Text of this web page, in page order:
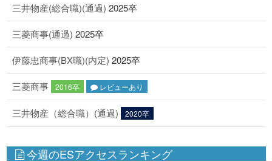
三井物産(総合職)(通過) 2025卒
三菱商事(通過) 2025卒
伊藤忠商事(BX職)(内定) 2025卒
三菱商事 2016卒 レビューあり
三井物産（総合職）(通過) 2020卒
今週のESアクセスランキング